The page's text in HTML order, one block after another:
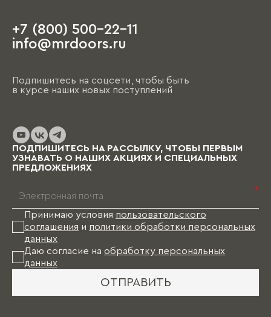
+7 (800) 500-22-11
info@mrdoors.ru
Подпишитесь на соцсети, чтобы быть
в курсе наших новых поступлений
ПОДПИШИТЕСЬ НА РАССЫЛКУ, ЧТОБЫ ПЕРВЫМ
УЗНАВАТЬ О НАШИХ АКЦИЯХ И СПЕЦИАЛЬНЫХ
ПРЕДЛОЖЕНИЯХ
*
Принимаю условия пользовательского
соглашения и политики обработки персональных
данных
Даю согласие на обработку персональных
данных
ОТПРАВИТЬ